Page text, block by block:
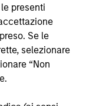
presenti
Se le
selezionare
“Non
può
sia in senso
e, di
possono
Stanley